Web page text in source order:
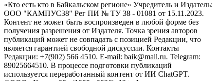
«Кто есть кто в Байкальском регионе» Учредитель и Издатель:
ООО "КАМПУС38" Рег ПИ № ТУ 38 - 01081 от 15.11.2023.
Контент не может быть воспроизведен в любой форме без
получения разрешения от Издателя. Точка зрения авторов
публикаций может не совпадать с позицией Редакции, что
является гарантией свободной дискуссии. Контакты
Редакции: +7(902) 566 4510. E-mail: baik@mail.ru. Telegram:
89025664510. В процессе подготовки публикаций
используется переработанный контент от ИИ ChatGPT.